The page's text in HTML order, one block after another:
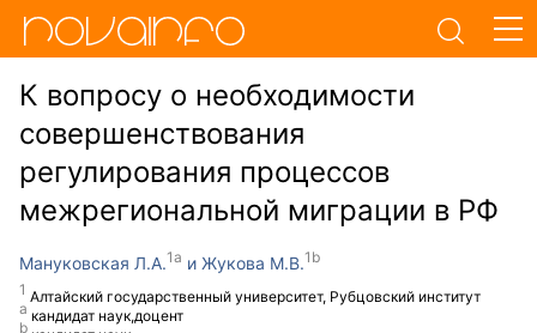
К вопросу о необходимости
совершенствования
регулирования процессов
межрегиональной миграции в РФ
Мануковская Л.А.
Алтайский государственный университет, Рубцовский институт
кандидат наук,доцент
Жукова М.В.